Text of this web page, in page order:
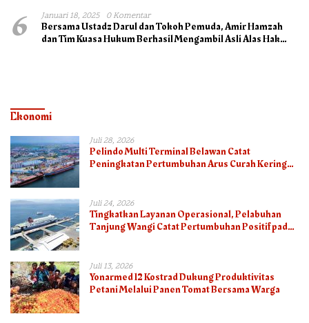
6 Januari 18, 2025 0 Komentar
Bersama Ustadz Darul dan Tokoh Pemuda, Amir Hamzah
dan Tim Kuasa Hukum Berhasil Mengambil Asli Alas Hak
Ekonomi
Juli 28, 2026
Pelindo Multi Terminal Belawan Catat
Peningkatan Pertumbuhan Arus Curah Kering
Juli 24, 2026
Tingkatkan Layanan Operasional, Pelabuhan
Tanjung Wangi Catat Pertumbuhan Positif pada
Juli 13, 2026
Yonarmed 12 Kostrad Dukung Produktivitas
Petani Melalui Panen Tomat Bersama Warga